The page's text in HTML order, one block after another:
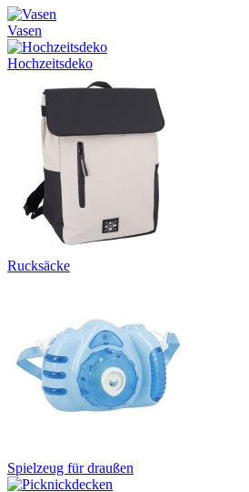
Vasen
Hochzeitsdeko
Rucksäcke
Spielzeug für draußen